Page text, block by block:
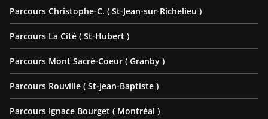
Parcours Christophe-C. ( St-Jean-sur-Richelieu )
Parcours La Cité ( St-Hubert )
Parcours Mont Sacré-Coeur ( Granby )
Parcours Rouville ( St-Jean-Baptiste )
Parcours Ignace Bourget ( Montréal )